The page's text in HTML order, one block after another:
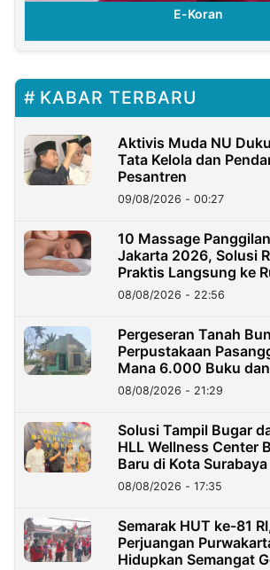
E-Koran
KABAR TERBARU
Aktivis Muda NU
Tata Kelola dan
Pesantren
09/08/2026 - 00:27
10 Massage
Jakarta 2026, Solusi
Praktis Langsung ke
08/08/2026 - 22:56
Pergeseran Tanah
Perpustakaan
Mana 6.000 Buku
Kini?
08/08/2026 - 21:29
Solusi Tampil Bugar
HLL Wellness Center
Baru di Kota Surabaya
08/08/2026 - 17:35
Semarak HUT ke-81
Perjuangan
Hidupkan Semangat